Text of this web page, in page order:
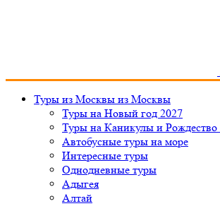
Туры из Москвы из Москвы
Туры на Новый год 2027
Туры на Каникулы и Рождество
Автобусные туры на море
Интересные туры
Однодневные туры
Адыгея
Алтай